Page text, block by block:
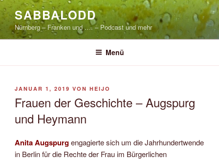
Zum
Inhalt
springen
SABBALODD
Nürnberg – Franken und …. – Podcast und mehr
Menü
VERÖFFENTLICHT
JANUAR 1, 2019 VON HEIJO
Frauen der Geschichte – Augspurg
und Heymann
Anita Augspurgengagierte sich um die Jahrhundertwende
in Berlin für die Rechte der Frau im Bürgerlichen